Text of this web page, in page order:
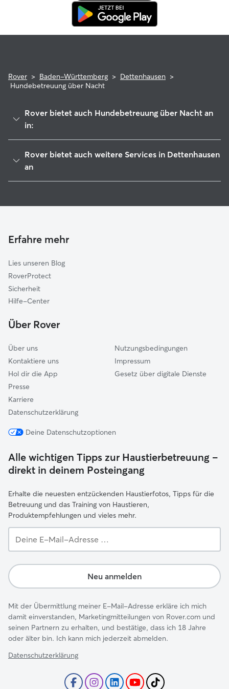
Rover > Baden-Württemberg > Dettenhausen >
Hundebetreuung über Nacht
Rover bietet auch Hundebetreuung über Nacht an
in:
Kirchentellinsfurt
Tübingen
Aichtal
Wannweil
Rover bietet auch weitere Services in Dettenhausen
an
Gassi-Service in Dettenhausen
Erfahre mehr
Lies unseren Blog
RoverProtect
Sicherheit
Hilfe-Center
Über Rover
Über uns
Kontaktiere uns
Hol dir die App
Presse
Karriere
Datenschutzerklärung
Nutzungsbedingungen
Impressum
Gesetz über digitale Dienste
Deine Datenschutzoptionen
Alle wichtigen Tipps zur Haustierbetreuung –
direkt in deinem Posteingang
Erhalte die neuesten entzückenden Haustierfotos, Tipps für die
Betreuung und das Training von Haustieren,
Produktempfehlungen und vieles mehr.
E-
Adresse …
Neu anmelden
Mit der Übermittlung meiner E-Mail-Adresse erkläre ich mich
damit einverstanden, Marketingmitteilungen von Rover.com und
seinen Partnern zu erhalten, und bestätige, dass ich 18 Jahre
oder älter bin. Ich kann mich jederzeit abmelden.
Datenschutzerklärung